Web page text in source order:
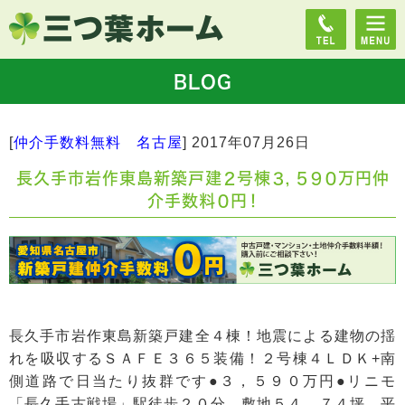
BLOG
[仲介手数料無料 名古屋] 2017年07月26日
長久手市岩作東島新築戸建２号棟３，５９０万円仲
介手数料０円！
長久手市岩作東島新築戸建全４棟！地震による建物の揺
れを吸収するＳＡＦＥ３６５装備！２号棟４ＬＤＫ+南
側道路で日当たり抜群です●３，５９０万円●リニモ